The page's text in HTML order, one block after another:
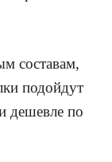
составам,
подойдут
дешевле по